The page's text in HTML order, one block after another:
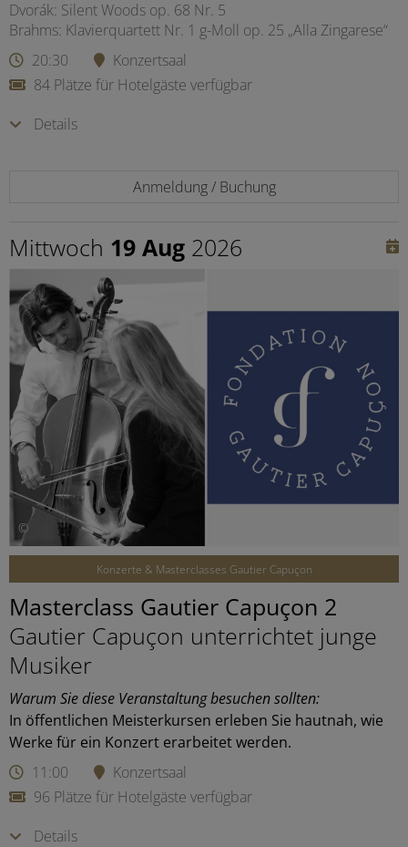
Dvorák: Silent Woods op. 68 Nr. 5
Brahms: Klavierquartett Nr. 1 g-Moll op. 25 „Alla Zingarese“
20:30
Konzertsaal
84 Plätze für Hotelgäste verfügbar
Details
Anmeldung / Buchung
Mittwoch 19 Aug 2026
©
Konzerte & Masterclasses Gautier Capuçon
Masterclass Gautier Capuçon 2
Gautier Capuçon unterrichtet junge
Musiker
Warum Sie diese Veranstaltung besuchen sollten:
In öffentlichen Meisterkursen erleben Sie hautnah, wie
Werke für ein Konzert erarbeitet werden.
11:00
Konzertsaal
96 Plätze für Hotelgäste verfügbar
Details